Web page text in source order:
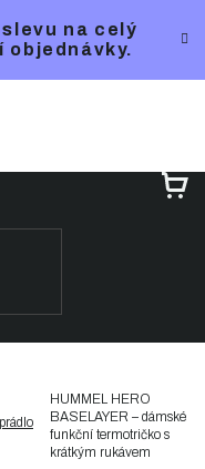
na celý
objednávky.
HUMMEL HERO
BASELAYER – dámské
funkční termotričko s
krátkým rukávem